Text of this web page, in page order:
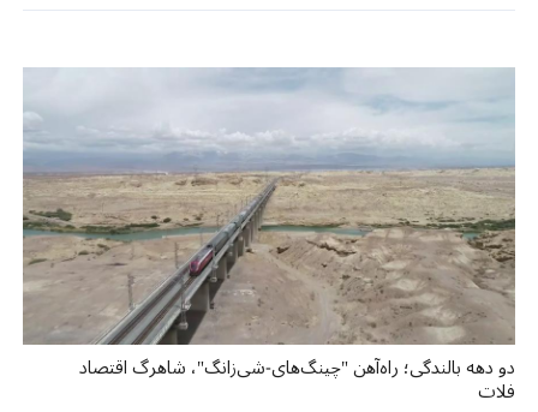
دو دهه بالندگی؛ راه‌آهن "چینگ‌های-شی‌زانگ"، شاهرگ اقتصاد
فلات